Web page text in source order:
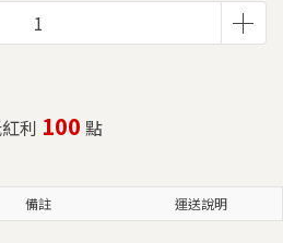
利 100 點
備註 運送說明